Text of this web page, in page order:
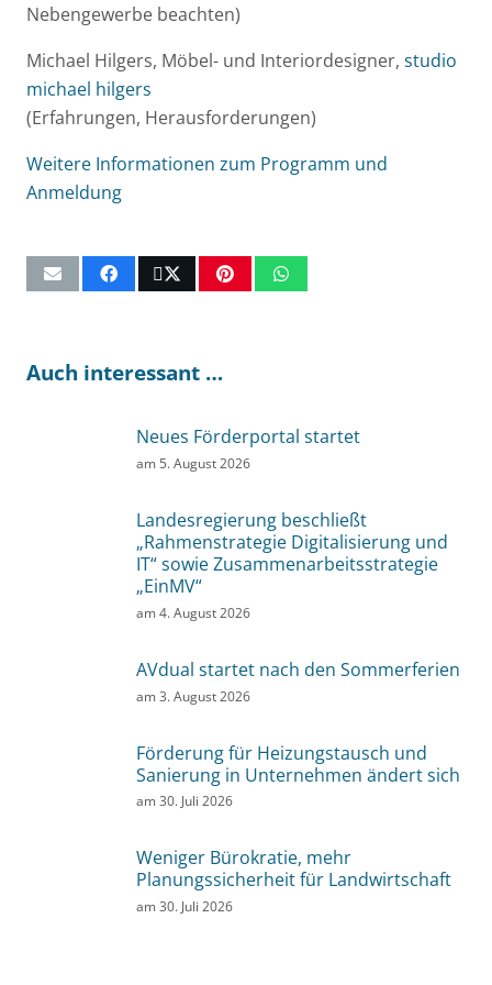
Nebengewerbe beachten)
Michael Hilgers, Möbel- und Interiordesigner, studio
michael hilgers
(Erfahrungen, Herausforderungen)
Weitere Informationen zum Programm und
Anmeldung
Auch interessant …
Neues Förderportal startet
am 5. August 2026
Landesregierung beschließt
„Rahmenstrategie Digitalisierung und
IT“ sowie Zusammenarbeitsstrategie
„EinMV“
am4. August 2026
AVdual startet nach den Sommerferien
am3. August 2026
Förderung für Heizungstausch und
Sanierung in Unternehmen ändert sich
am30. Juli 2026
Weniger Bürokratie, mehr
Planungssicherheit für Landwirtschaft
am30. Juli 2026